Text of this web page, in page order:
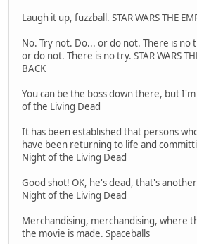
Laugh it up, fuzzball. STAR WARS THE
No. Try not. Do... or do not. There is no
or do not. There is no try. STAR WARS
BACK
You can be the boss down there, but
of the Living Dead
It has been established that persons
have been returning to life and
Night of the Living Dead
Good shot! OK, he's dead, that's
Night of the Living Dead
Merchandising, merchandising, where
the movie is made. Spaceballs